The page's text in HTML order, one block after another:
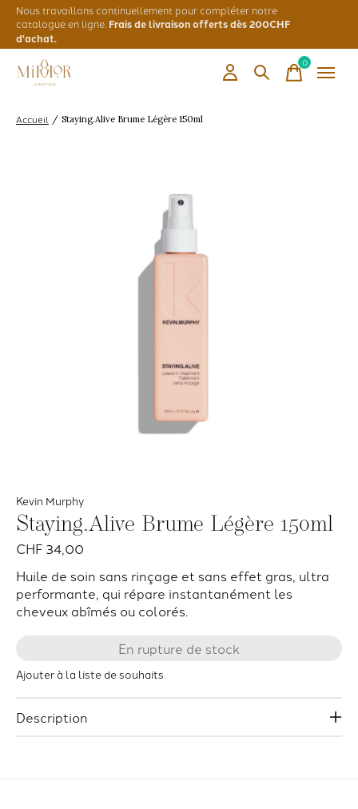
Nous travaillons continuellement pour compléter notre
catalogue en ligne. Frais de livraison offerts dès 200CHF
d'achat.
0items
Accueil / Staying.Alive Brume Légère 150ml
Kevin Murphy
Staying.Alive Brume Légère 150ml
CHF 34,00
Huile de soin sans rinçage et sans effet gras, ultra
performante, qui répare instantanément les
cheveux abîmés ou colorés.
En rupture de stock
Ajouter à la liste de souhaits
Description